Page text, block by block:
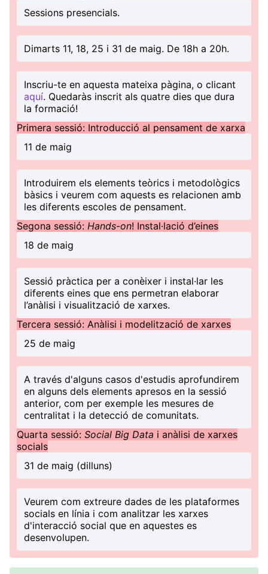
Sessions presencials.
Dimarts 11, 18, 25 i 31 de maig. De 18h a 20h.
Inscriu-te en aquesta mateixa pàgina, o clicant
aquí. Quedaràs inscrit als quatre dies que dura
la formació!
Primera sessió: Introducció al pensament de xarxa
11 de maig
Introduirem els elements teòrics i metodològics
bàsics i veurem com aquests es relacionen amb
les diferents escoles de pensament.
Segona sessió: Hands-on! Instal·lació d’eines
18 de maig
Sessió pràctica per a conèixer i instal·lar les
diferents eines que ens permetran elaborar
l’anàlisi i visualització de xarxes.
Tercera sessió: Anàlisi i modelització de xarxes
25 de maig
A través d'alguns casos d'estudis aprofundirem
en alguns dels elements apresos en la sessió
anterior, com per exemple les mesures de
centralitat i la detecció de comunitats.
Quarta sessió: Social Big Data i anàlisi de xarxes
socials
31 de maig (dilluns)
Veurem com extreure dades de les plataformes
socials en línia i com analitzar les xarxes
d'interacció social que en aquestes es
desenvolupen.